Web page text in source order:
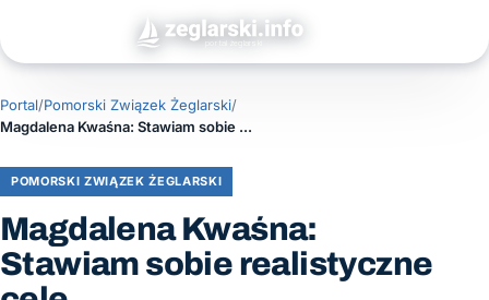
Portal/Pomorski Związek Żeglarski/
Magdalena Kwaśna: Stawiam sobie realistyczne cele
POMORSKI ZWIĄZEK ŻEGLARSKI
Magdalena Kwaśna:
Stawiam sobie realistyczne